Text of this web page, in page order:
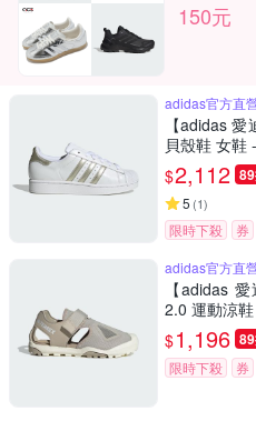
150元
adidas官方直
【adidas
貝殼鞋 女鞋
$2,112
5 (1)
限時下殺
券
adidas官方直
【adidas
2.0 運動涼
$1,196
限時下殺 券